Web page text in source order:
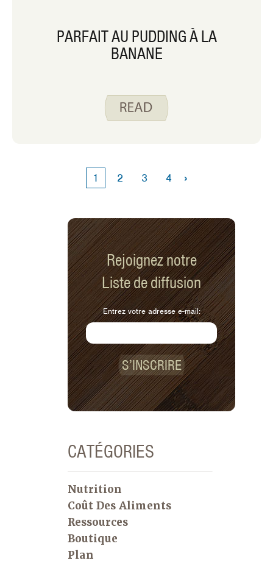
PARFAIT AU PUDDING À LA
BANANE
1 2 3 4 ›
Rejoignez notre
Liste de diffusion
Entrez votre adresse e-mail:
S’INSCRIRE
CATÉGORIES
Nutrition
Coût Des Aliments
Ressources
Boutique
Plan